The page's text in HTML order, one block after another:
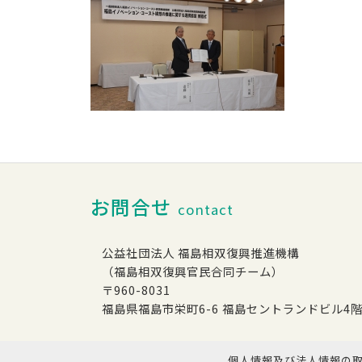
お問合せ contact
公益社団法人 福島相双復興推進機構
（福島相双復興官民合同チーム）
〒960-8031
福島県福島市栄町6-6 福島セントランドビル4